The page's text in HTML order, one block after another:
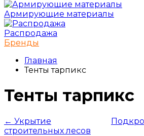
Армирующие материалы
Распродажа
Бренды
Главная
Тенты тарпикс
Тенты тарпикс
← Укрытие
строительных лесов